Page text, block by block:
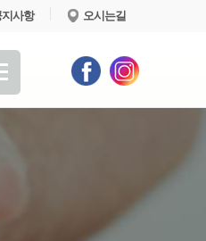
지사항 오시는길